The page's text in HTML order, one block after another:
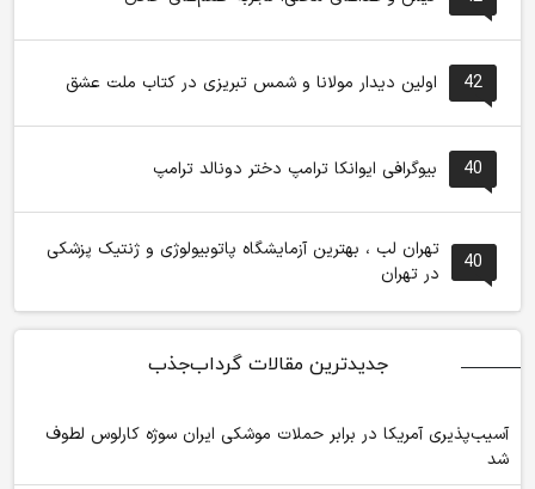
42 اولین دیدار مولانا و شمس تبریزی در کتاب ملت عشق
40 بیوگرافی ایوانکا ترامپ دختر دونالد ترامپ
40
تهران لب ، بهترین آزمایشگاه پاتوبیولوژی و ژنتیک پزشکی
در تهران
جدیدترین مقالات گرداب‌جذب
آسیب‌پذیری آمریکا در برابر حملات موشکی ایران سوژه کارلوس لطوف
شد